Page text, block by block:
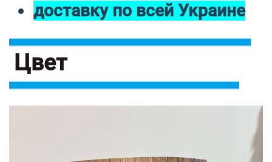
доставку по всей Украине
Цвет